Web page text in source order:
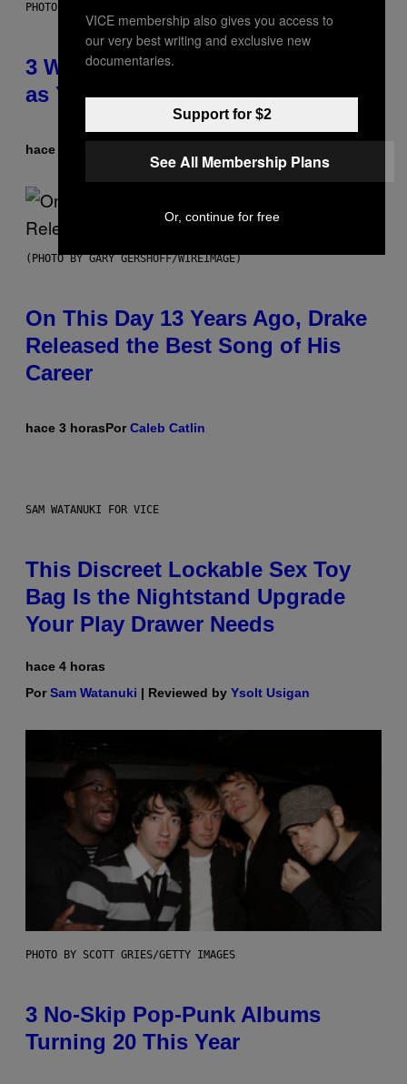
PHOTO ILLUSTRATION BY IAN WALDIE/GETTY IMAGES
3 Ways Your Music Taste Changes
as You Get Older
hace 2 horas
(PHOTO BY GARY GERSHOFF/WIREIMAGE)
On This Day 13 Years Ago, Drake
Released the Best Song of His
Career
hace 3 horasPorCaleb Catlin
SAM WATANUKI FOR VICE
This Discreet Lockable Sex Toy
Bag Is the Nightstand Upgrade
Your Play Drawer Needs
hace 4 horas
PorSam Watanuki | Reviewed by Ysolt Usigan
PHOTO BY SCOTT GRIES/GETTY IMAGES
3 No-Skip Pop-Punk Albums
Turning 20 This Year
VICE membership also gives you access to
our very best writing and exclusive new
documentaries.
Support for $2
See All Membership Plans
Or, continue for free